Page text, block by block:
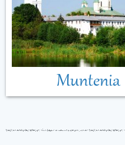
Muntenia